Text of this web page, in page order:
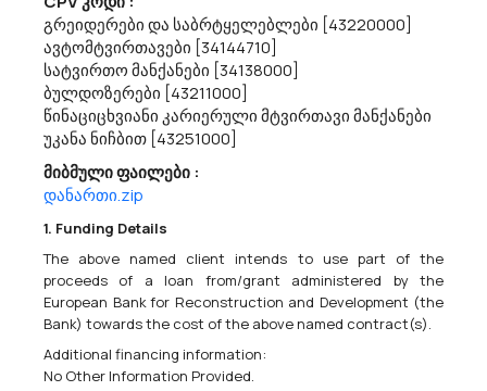
Სსიპ - Თბილისის Ტრანსპორტისა Და Ურბანული Განვითარების Სააგენტო Აცხადებს
30200000 - კომპიუტერული მოწყობილობები და აქსესუარები .
„სსიპ – თბილისის ტრანსპორტისა და ურბანული განვითარების
სააგენტო“ ატარებს ბაზრის კვლევასპერსონალური
კომპიუტერების (კონსოლიდირებული ტენდერისგან
განსხვავებული მონაცემებით), პროცესორების, მონიტორების,
კლავიატურის, მაუსისა და უწყვეტი წყაროს შეს...
გრეიდერები და საბრტყელებლები [43220000]
ავტომტვირთავები [34144710]
სატვირთო მანქანები [34138000]
ბულდოზერები [43211000]
წინაციცხვიანი კარიერული მტვირთავი მანქანები
უკანა ნიჩბით [43251000]
მიბმული ფაილები :
დანართი.zip
1. Funding Details
The above named client intends to use part of the
proceeds of a loan from/grant administered by the
European Bank for Reconstruction and Development (the
Bank) towards the cost of the above named contract(s).
Additional financing information:
No Other Information Provided.